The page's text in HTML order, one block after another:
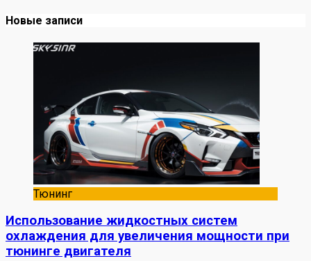
Новые записи
Тюнинг
Использование жидкостных систем
охлаждения для увеличения мощности при
тюнинге двигателя